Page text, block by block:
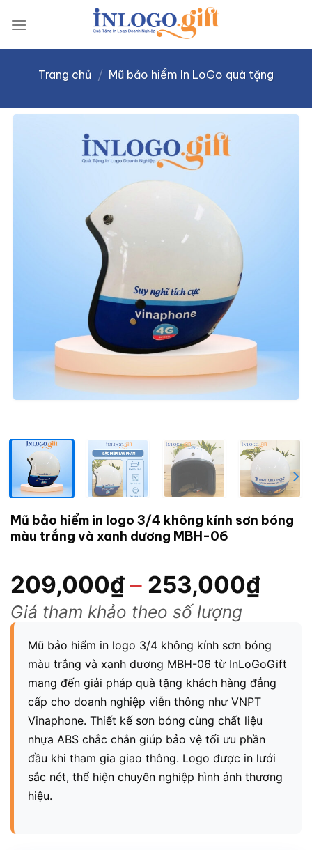
Trang chủ / Mũ bảo hiểm In LoGo quà tặng
Mũ bảo hiểm in logo 3/4 không kính sơn bóng
màu trắng và xanh dương MBH-06
209,000₫– 253,000₫
Giá tham khảo theo số lượng
Mũ bảo hiểm in logo 3/4 không kính sơn bóng
màu trắng và xanh dương MBH-06 từ InLoGoGift
mang đến giải pháp quà tặng khách hàng đẳng
cấp cho doanh nghiệp viễn thông như VNPT
Vinaphone. Thiết kế sơn bóng cùng chất liệu
nhựa ABS chắc chắn giúp bảo vệ tối ưu phần
đầu khi tham gia giao thông. Logo được in lưới
sắc nét, thể hiện chuyên nghiệp hình ảnh thương
hiệu.